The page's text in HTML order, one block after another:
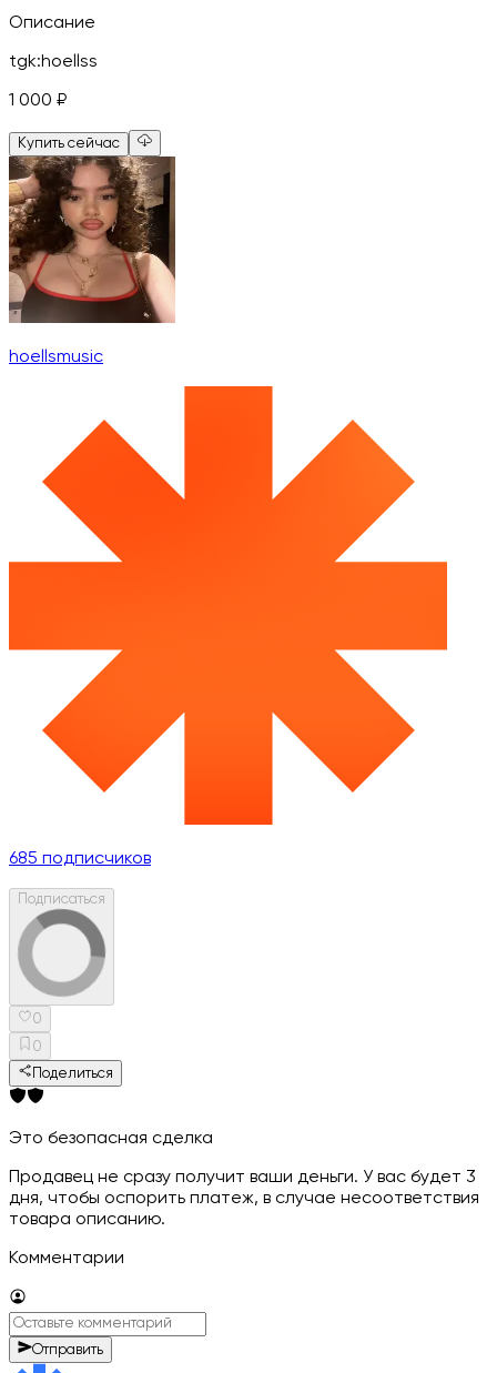
Описание
tgk:hoellss
1 000 ₽
Купить сейчас
hoellsmusic
685 подписчиков
Подписаться
0
0
Поделиться
Это безопасная сделка
Продавец не сразу получит ваши деньги. У вас будет 3
дня, чтобы оспорить платеж, в случае несоответствия
товара описанию.
Комментарии
Отправить